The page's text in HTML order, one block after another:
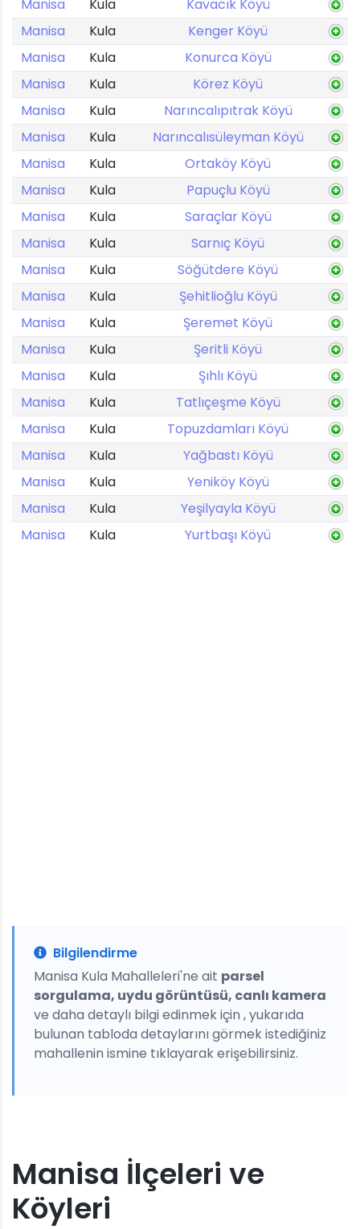
Manisa
Kula
Kavacık Köyü
Manisa
Kula
Kenger Köyü
Manisa
Kula
Konurca Köyü
Manisa
Kula
Körez Köyü
Manisa
Kula
Narıncalıpıtrak Köyü
Manisa
Kula
Narıncalısüleyman Köyü
Manisa
Kula
Ortaköy Köyü
Manisa
Kula
Papuçlu Köyü
Manisa
Kula
Saraçlar Köyü
Manisa
Kula
Sarnıç Köyü
Manisa
Kula
Söğütdere Köyü
Manisa
Kula
Şehitlioğlu Köyü
Manisa
Kula
Şeremet Köyü
Manisa
Kula
Şeritli Köyü
Manisa
Kula
Şıhlı Köyü
Manisa
Kula
Tatlıçeşme Köyü
Manisa
Kula
Topuzdamları Köyü
Manisa
Kula
Yağbastı Köyü
Manisa
Kula
Yeniköy Köyü
Manisa
Kula
Yeşilyayla Köyü
Manisa
Kula Yurtbaşı Köyü
Bilgilendirme
Manisa Kula Mahalleleri'ne ait parsel
sorgulama, uydu görüntüsü, canlı kamera
ve daha detaylı bilgi edinmek için , yukarıda
bulunan tabloda detaylarını görmek istediğiniz
mahallenin ismine tıklayarak erişebilirsiniz.
Manisa İlçeleri ve
Köyleri